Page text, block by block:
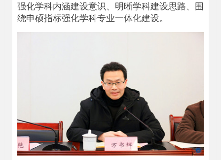
强化学科内涵建设意识、明晰学科建设思路、围
绕申硕指标强化学科专业一体化建设。